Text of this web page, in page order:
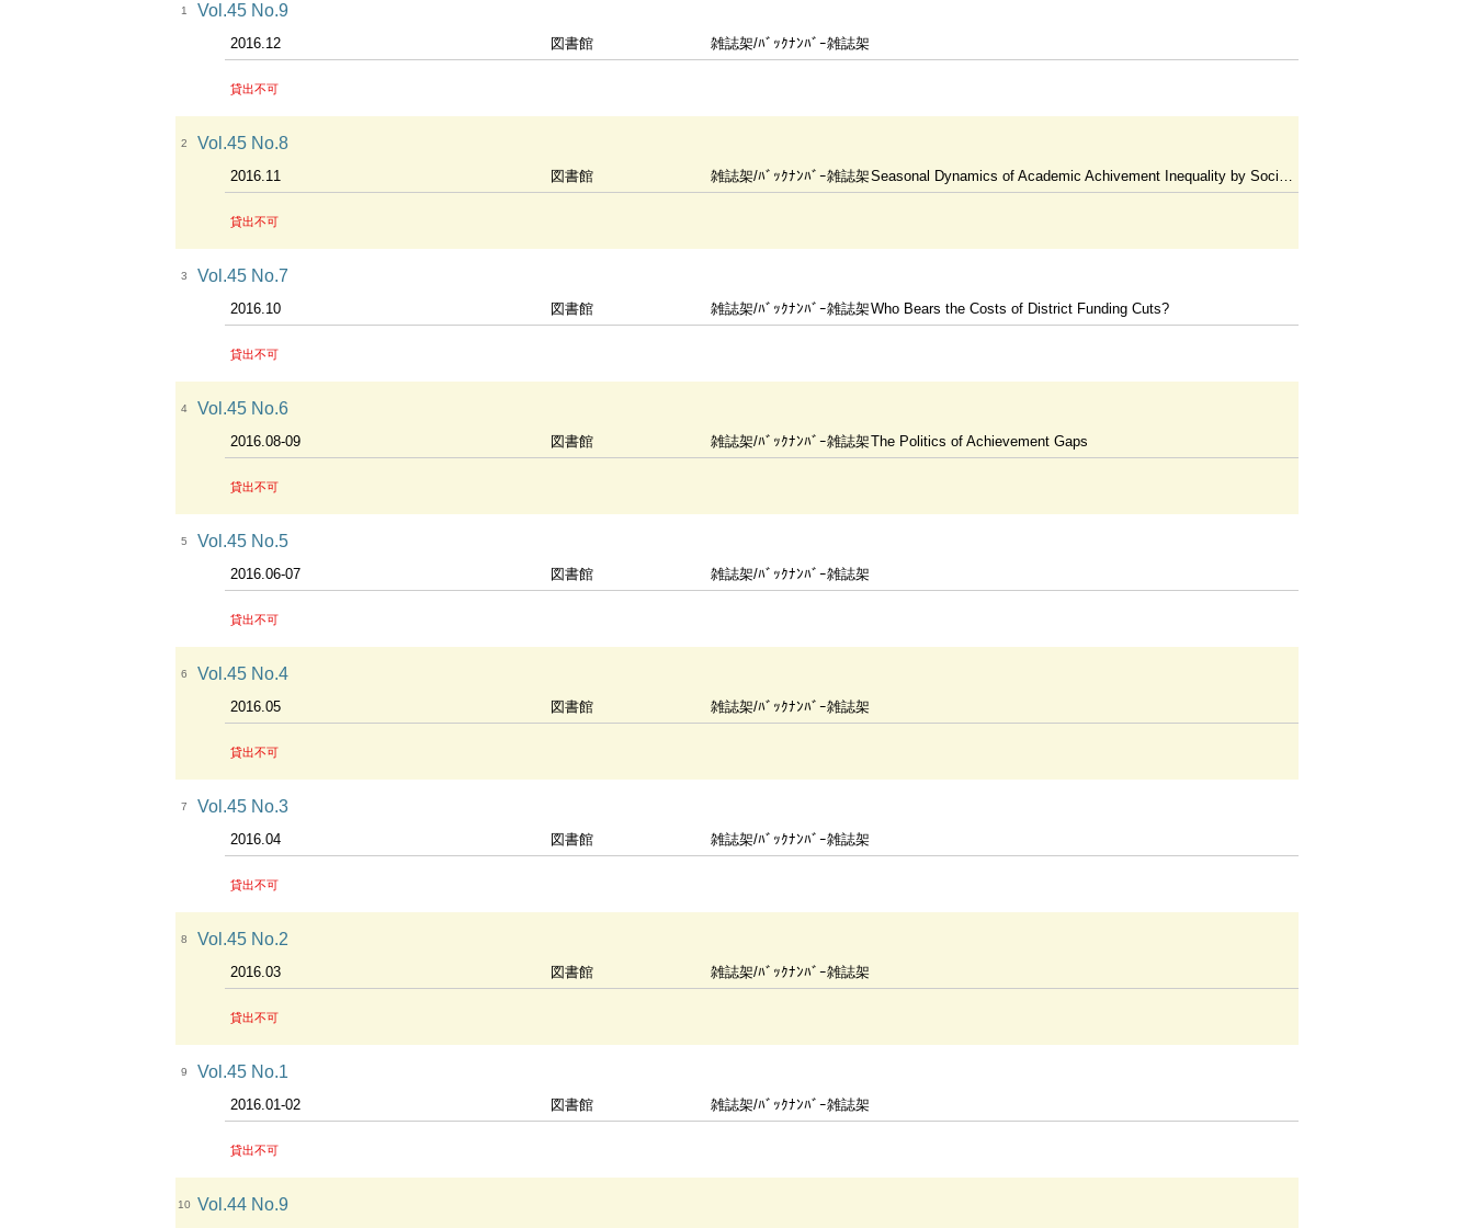
1 Vol.45 No.9
2016.12 図書館 雑誌架/ﾊﾞｯｸﾅﾝﾊﾞｰ雑誌架
貸出不可
2 Vol.45 No.8
2016.11 図書館 雑誌架/ﾊﾞｯｸﾅﾝﾊﾞｰ雑誌架Seasonal Dynamics of Academic Achivement Inequality by Socioeconomic Status and Race
貸出不可
3 Vol.45 No.7
2016.10 図書館 雑誌架/ﾊﾞｯｸﾅﾝﾊﾞｰ雑誌架Who Bears the Costs of District Funding Cuts?
貸出不可
4 Vol.45 No.6
2016.08-09 図書館 雑誌架/ﾊﾞｯｸﾅﾝﾊﾞｰ雑誌架The Politics of Achievement Gaps
貸出不可
5 Vol.45 No.5
2016.06-07 図書館 雑誌架/ﾊﾞｯｸﾅﾝﾊﾞｰ雑誌架
貸出不可
6 Vol.45 No.4
2016.05 図書館 雑誌架/ﾊﾞｯｸﾅﾝﾊﾞｰ雑誌架
貸出不可
7 Vol.45 No.3
2016.04 図書館 雑誌架/ﾊﾞｯｸﾅﾝﾊﾞｰ雑誌架
貸出不可
8 Vol.45 No.2
2016.03 図書館 雑誌架/ﾊﾞｯｸﾅﾝﾊﾞｰ雑誌架
貸出不可
9 Vol.45 No.1
2016.01-02 図書館 雑誌架/ﾊﾞｯｸﾅﾝﾊﾞｰ雑誌架
貸出不可
10 Vol.44 No.9